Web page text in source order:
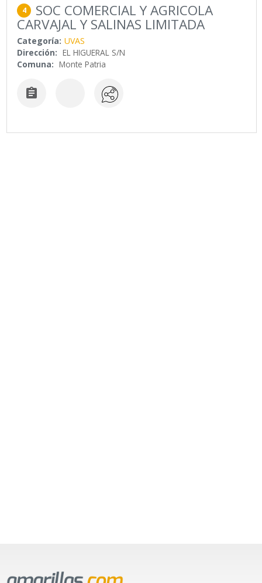
4 SOC COMERCIAL Y AGRICOLA
CARVAJAL Y SALINAS LIMITADA
Categoría: UVAS
Dirección: EL HIGUERAL S/N
Comuna: Monte Patria
